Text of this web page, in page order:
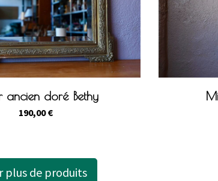
ancien doré Bethy
190,00€
plus de produits